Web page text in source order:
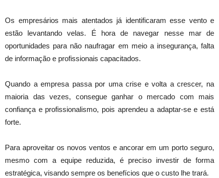
Os empresários mais atentados já identificaram esse vento e
estão levantando velas. É hora de navegar nesse mar de
oportunidades para não naufragar em meio a insegurança, falta
de informação e profissionais capacitados.
Quando a empresa passa por uma crise e volta a crescer, na
maioria das vezes, consegue ganhar o mercado com mais
confiança e profissionalismo, pois aprendeu a adaptar-se e está
forte.
Para aproveitar os novos ventos e ancorar em um porto seguro,
mesmo com a equipe reduzida, é preciso investir de forma
estratégica, visando sempre os benefícios que o custo lhe trará.